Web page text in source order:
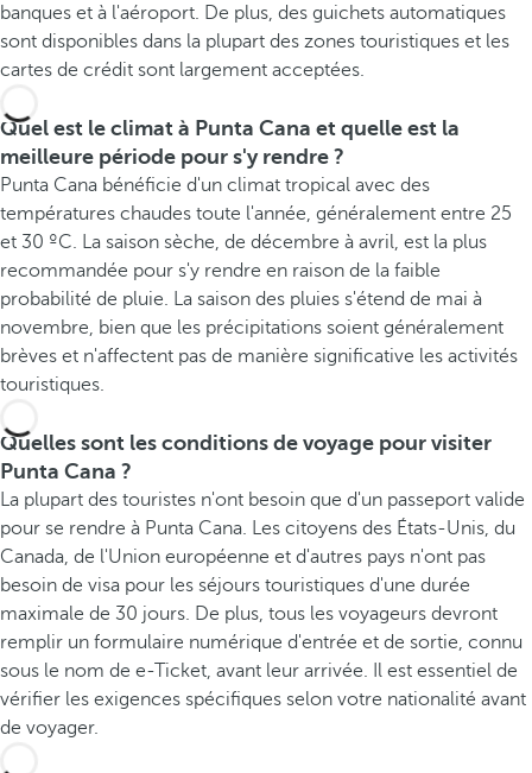
banques et à l'aéroport. De plus, des guichets automatiques
sont disponibles dans la plupart des zones touristiques et les
cartes de crédit sont largement acceptées.
Quel est le climat à Punta Cana et quelle est la
meilleure période pour s'y rendre ?
Punta Cana bénéficie d'un climat tropical avec des
températures chaudes toute l'année, généralement entre 25
et 30 ºC. La saison sèche, de décembre à avril, est la plus
recommandée pour s'y rendre en raison de la faible
probabilité de pluie. La saison des pluies s'étend de mai à
novembre, bien que les précipitations soient généralement
brèves et n'affectent pas de manière significative les activités
touristiques.
Quelles sont les conditions de voyage pour visiter
Punta Cana ?
La plupart des touristes n'ont besoin que d'un passeport valide
pour se rendre à Punta Cana. Les citoyens des États-Unis, du
Canada, de l'Union européenne et d'autres pays n'ont pas
besoin de visa pour les séjours touristiques d'une durée
maximale de 30 jours. De plus, tous les voyageurs devront
remplir un formulaire numérique d'entrée et de sortie, connu
sous le nom de e-Ticket, avant leur arrivée. Il est essentiel de
vérifier les exigences spécifiques selon votre nationalité avant
de voyager.